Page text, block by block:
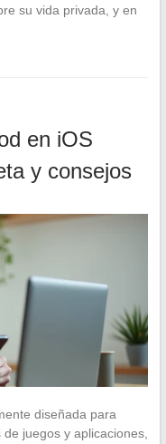
su vida privada, y en
en iOS
y consejos
diseñada para
juegos y aplicaciones,